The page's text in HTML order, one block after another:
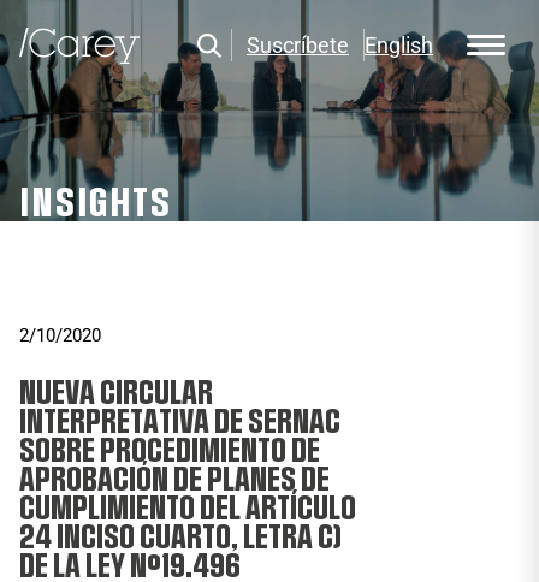
Suscríbete English
INSIGHTS
2/10/2020
NUEVA CIRCULAR
INTERPRETATIVA DE SERNAC
SOBRE PROCEDIMIENTO DE
APROBACIÓN DE PLANES DE
CUMPLIMIENTO DEL ARTÍCULO
24 INCISO CUARTO, LETRA C)
DE LA LEY Nº19.496